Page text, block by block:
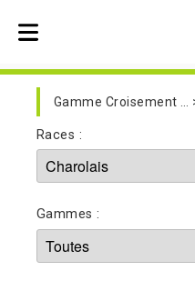
Skip to main navigation
Races :
Gammes :